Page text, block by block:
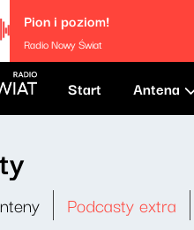
Pion i poziom!
Radio Nowy Świat
Start Antena
Podcasty extra